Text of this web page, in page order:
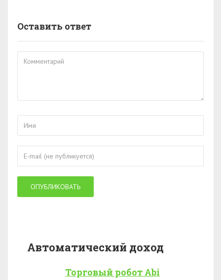
Оставить ответ
Автоматический доход
Торговый робот Abi